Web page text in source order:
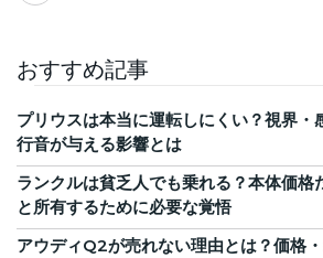
おすすめ記事
プリウスは本当に運転しにくい？視界・
行音が与える影響とは
ランクルは貧乏人でも乗れる？本体価格
と所有するために必要な覚悟
アウディQ2が売れない理由とは？価格